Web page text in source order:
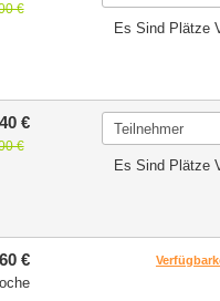
€
Es Sind Plätze
€
€
Es Sind Plätze
€